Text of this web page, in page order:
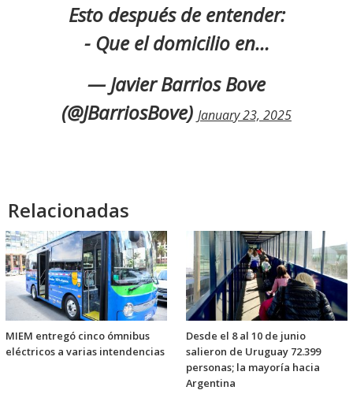
Esto después de entender:
- Que el domicilio en…
— Javier Barrios Bove
(@JBarriosBove) January 23, 2025
Relacionadas
MIEM entregó cinco ómnibus
eléctricos a varias intendencias
Desde el 8 al 10 de junio
salieron de Uruguay 72.399
personas; la mayoría hacia
Argentina